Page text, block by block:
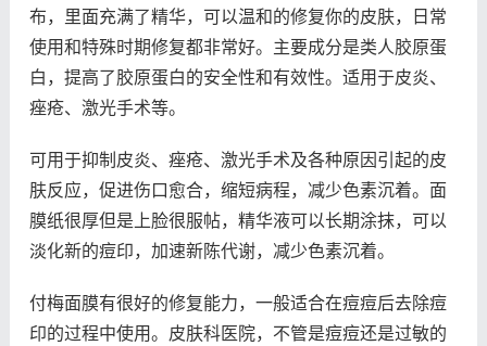
布，里面充满了精华，可以温和的修复你的皮肤，日常
使用和特殊时期修复都非常好。主要成分是类人胶原蛋
白，提高了胶原蛋白的安全性和有效性。适用于皮炎、
痤疮、激光手术等。
可用于抑制皮炎、痤疮、激光手术及各种原因引起的皮
肤反应，促进伤口愈合，缩短病程，减少色素沉着。面
膜纸很厚但是上脸很服帖，精华液可以长期涂抹，可以
淡化新的痘印，加速新陈代谢，减少色素沉着。
付梅面膜有很好的修复能力，一般适合在痘痘后去除痘
印的过程中使用。皮肤科医院，不管是痘痘还是过敏的